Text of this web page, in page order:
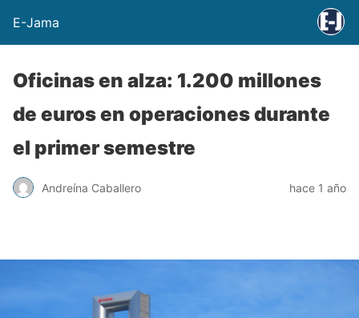
E-Jama
Oficinas en alza: 1.200 millones
de euros en operaciones durante
el primer semestre
Andreína Caballero hace 1 año